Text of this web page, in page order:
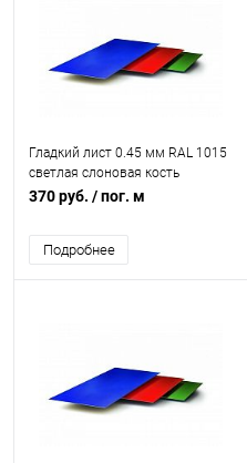
Гладкий лист 0.45 мм RAL 1015
светлая слоновая кость
370 руб. / пог. м
Подробнее